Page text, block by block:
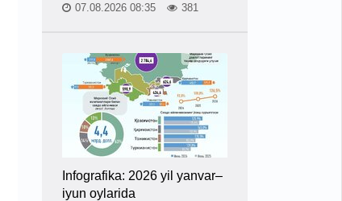
07.08.2026 08:35 381
Infografika: 2026 yil yanvar–
iyun oylarida